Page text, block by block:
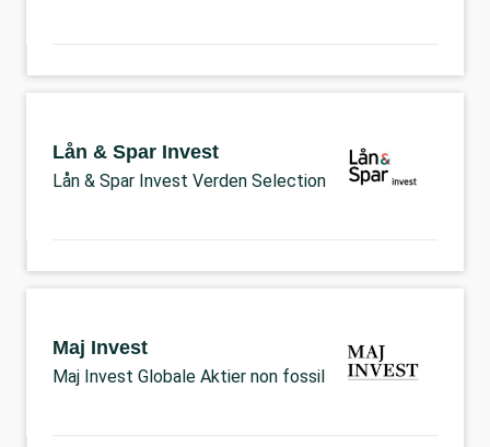
Lån & Spar Invest
Lån & Spar Invest Verden Selection
Maj Invest
Maj Invest Globale Aktier non fossil